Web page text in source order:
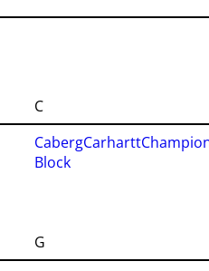
C
CabergCarhartt
Block
G